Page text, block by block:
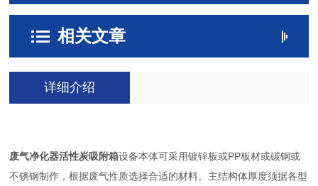
相关文章
详细介绍
废气净化器活性炭吸附箱设备本体可采用镀锌板或PP板材或碳钢或
不锈钢制作，根据废气性质选择合适的材料。主结构体厚度须据各型